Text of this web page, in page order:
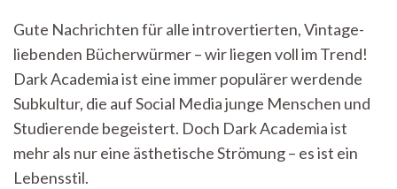
–
Die
zum
Lernen?!
Gute Nachrichten für alle introvertierten, Vintage-
liebenden Bücherwürmer – wir liegen voll im Trend!
Dark Academia ist eine immer populärer werdende
Subkultur, die auf Social Media junge Menschen und
Studierende begeistert. Doch Dark Academia ist
mehr als nur eine ästhetische Strömung – es ist ein
Lebensstil.